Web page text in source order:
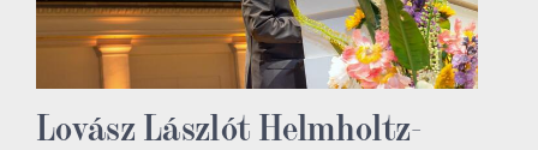
Lovász Lászlót Helmholtz-